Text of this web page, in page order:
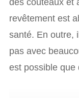
revêtement est
santé. En outre,
pas avec
est possible que